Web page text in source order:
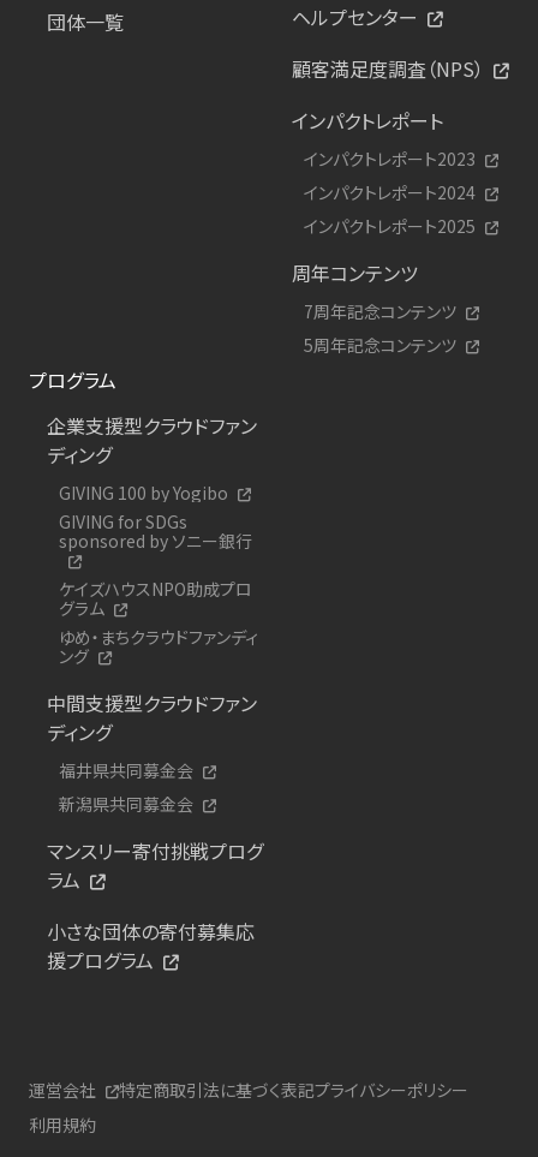
団体一覧
ヘルプセンター
顧客満足度調査（NPS）
インパクトレポート
インパクトレポート2023
インパクトレポート2024
インパクトレポート2025
周年コンテンツ
7周年記念コンテンツ
5周年記念コンテンツ
プログラム
企業支援型クラウドファン
ディング
GIVING 100 by Yogibo
GIVING for SDGs
sponsored by ソニー銀行
ケイズハウスNPO助成プロ
グラム
ゆめ・まちクラウドファンディ
ング
中間支援型クラウドファン
ディング
福井県共同募金会
新潟県共同募金会
マンスリー寄付挑戦プログ
ラム
小さな団体の寄付募集応
援プログラム
運営会社 特定商取引法に基づく表記プライバシーポリシー
利用規約